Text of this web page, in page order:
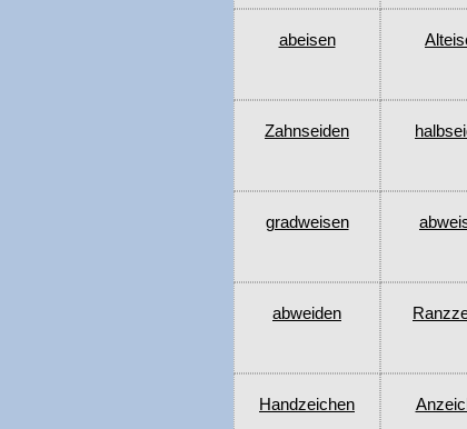
abeisen
Zahnseiden
gradweisen
abweiden
Handzeichen